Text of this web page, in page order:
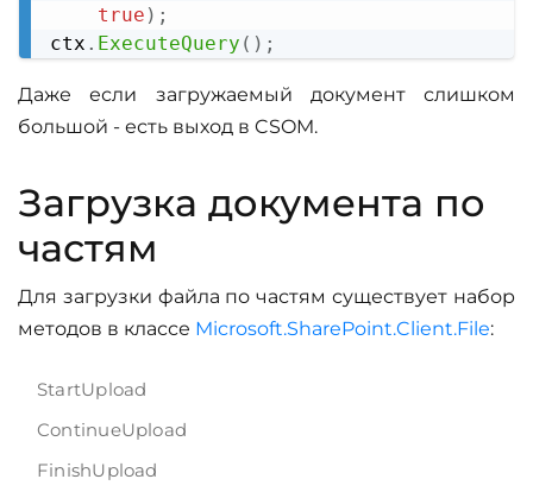
true ) ;
ctx . ExecuteQuery ( ) ;
Даже если загружаемый документ слишком
большой - есть выход в CSOM.
Загрузка документа по
частям
Для загрузки файла по частям существует набор
методов в классе Microsoft.SharePoint.Client.File:
StartUpload
ContinueUpload
FinishUpload